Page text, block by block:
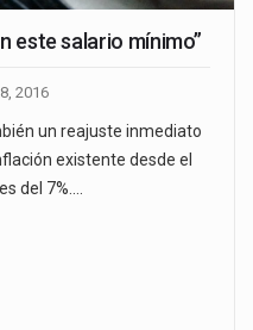
este salario mínimo”
2016
un reajuste inmediato
existente desde el
del 7%.…